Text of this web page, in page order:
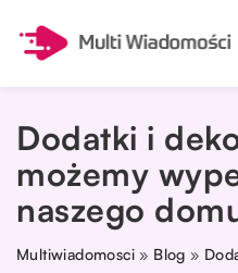
Dodatki i
możemy
naszego
Multiwiadomosci » Blog »